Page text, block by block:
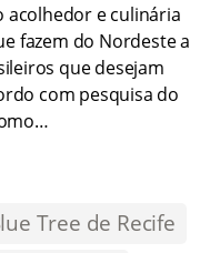
acolhedor e culinária
fazem do Nordeste a
que desejam
com pesquisa do
Tree de Recife